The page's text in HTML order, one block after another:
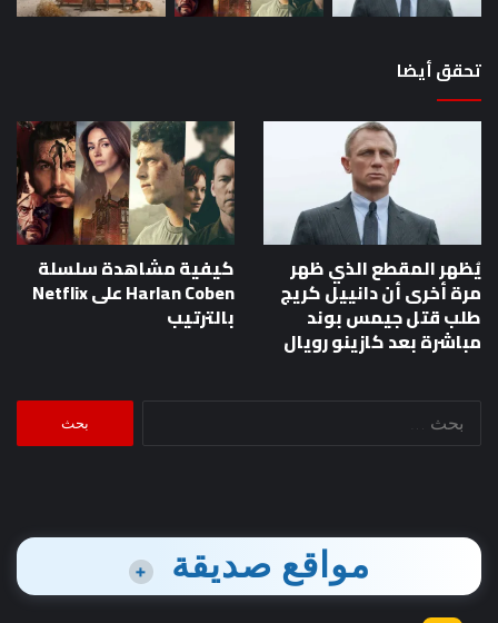
تحقق أيضا
يُظهر المقطع الذي ظهر
مرة أخرى أن دانييل كريج
طلب قتل جيمس بوند
مباشرة بعد كازينو رويال
كيفية مشاهدة سلسلة
Harlan Coben على Netflix
بالترتيب
مواقع صديقة +